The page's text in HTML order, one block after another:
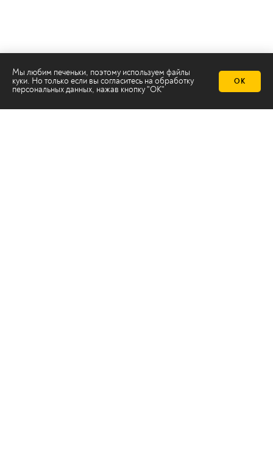
Мы любим печеньки, поэтому используем файлы
куки. Но только если вы согласитесь на обработку
персональных данных, нажав кнопку "ОК"
ОК